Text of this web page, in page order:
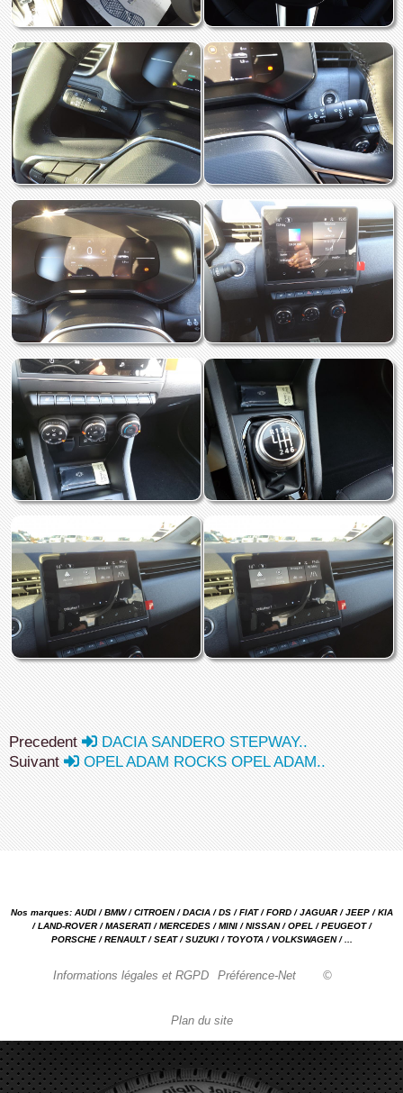
Precedent
DACIA SANDERO STEPWAY..
Suivant
OPEL ADAM ROCKS OPEL ADAM..
Nos marques: AUDI / BMW / CITROEN / DACIA / DS / FIAT / FORD / JAGUAR / JEEP / KIA
/ LAND-ROVER / MASERATI / MERCEDES / MINI / NISSAN / OPEL / PEUGEOT /
PORSCHE / RENAULT / SEAT / SUZUKI / TOYOTA / VOLKSWAGEN / ...
Informations légales et RGPD Préférence-Net ©
Plan du site
Garage automobile Reparation, entretien, carrosserie, concessionnaire Loire 42